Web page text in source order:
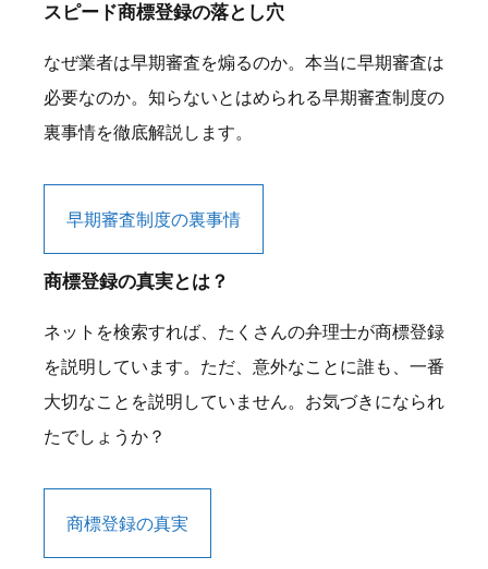
スピード商標登録の落とし穴
なぜ業者は早期審査を煽るのか。本当に早期審査は
必要なのか。知らないとはめられる早期審査制度の
裏事情を徹底解説します。
早期審査制度の裏事情
商標登録の真実とは？
ネットを検索すれば、たくさんの弁理士が商標登録
を説明しています。ただ、意外なことに誰も、一番
大切なことを説明していません。お気づきになられ
たでしょうか？
商標登録の真実